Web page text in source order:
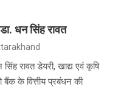
धन सिंह रावत
रावत डेयरी, खाद्य एवं कृषि
के वित्तीय प्रबंधन की